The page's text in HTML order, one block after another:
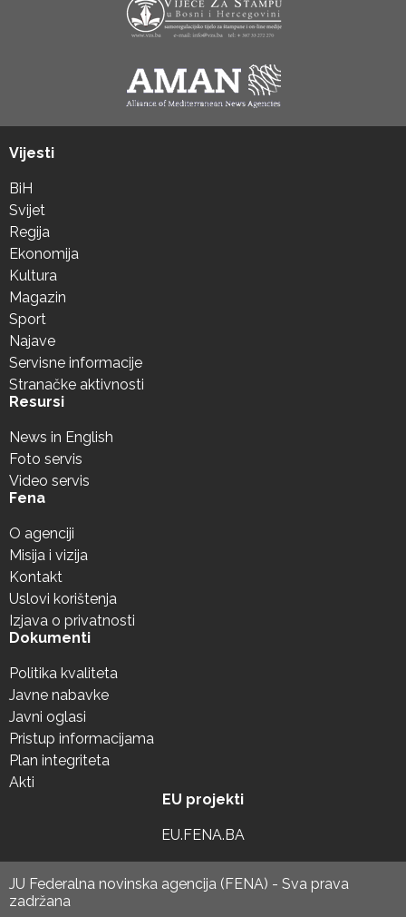
Vijesti
BiH
Svijet
Regija
Ekonomija
Kultura
Magazin
Sport
Najave
Servisne informacije
Stranačke aktivnosti
Resursi
News in English
Foto servis
Video servis
Fena
O agenciji
Misija i vizija
Kontakt
Uslovi korištenja
Izjava o privatnosti
Dokumenti
Politika kvaliteta
Javne nabavke
Javni oglasi
Pristup informacijama
Plan integriteta
Akti
EU projekti
EU.FENA.BA
JU Federalna novinska agencija (FENA) - Sva prava
zadržana